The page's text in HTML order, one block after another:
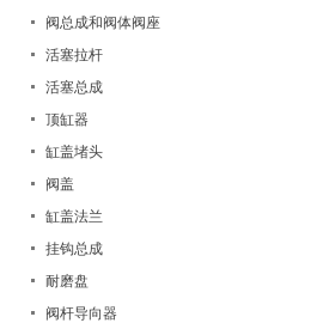
阀总成和阀体阀座
活塞拉杆
活塞总成
顶缸器
缸盖堵头
阀盖
缸盖法兰
挂钩总成
耐磨盘
阀杆导向器